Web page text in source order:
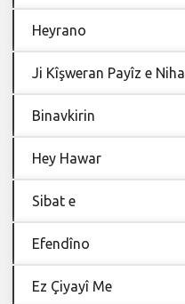
Heyrano
Ji Kîşweran Payîz e Niha
Binavkirin
Hey Hawar
Sibat e
Efendîno
Ez Çiyayî Me